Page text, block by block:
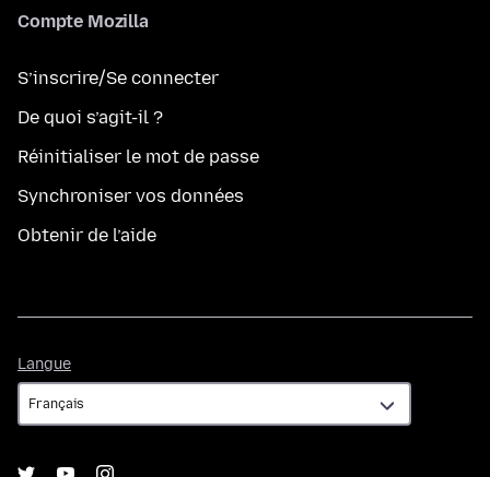
Compte Mozilla
S’inscrire/Se connecter
De quoi s’agit-il ?
Réinitialiser le mot de passe
Synchroniser vos données
Obtenir de l’aide
Langue